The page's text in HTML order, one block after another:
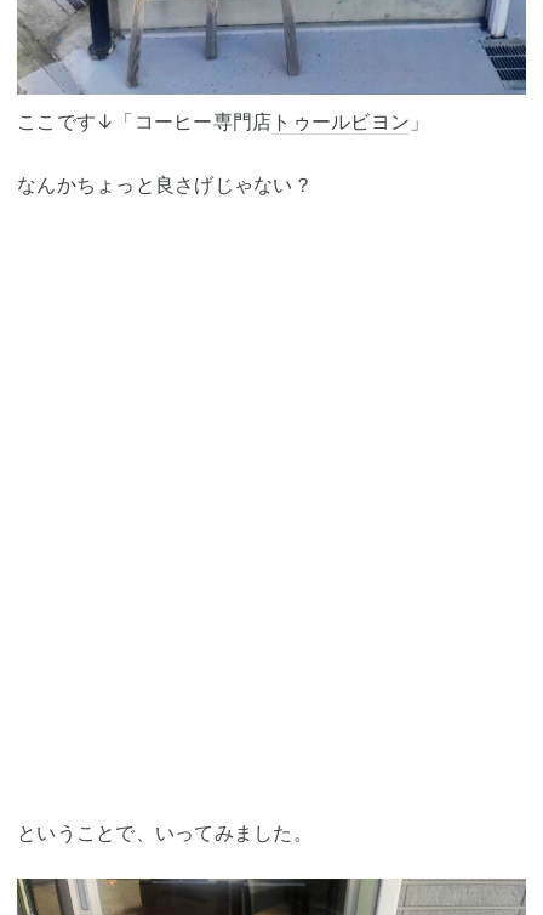
ここです↓「コーヒー専門店 トゥールビヨン 」
なんかちょっと良さげじゃない？
ということで、いってみました。